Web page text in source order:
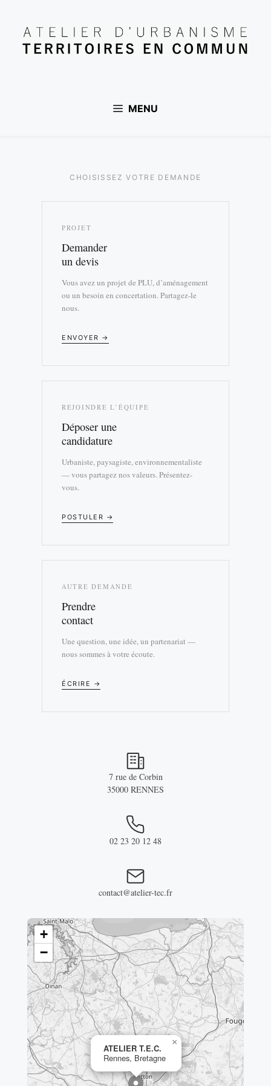
contenu
MENU
Urbanisme Rennes contact — Territoires en
Pour tout projet de planification urbaine en
CHOISISSEZ VOTRE DEMANDE
PROJET
Demander
un devis
Vous avez un projet de PLU, d’aménagement
ou un besoin en concertation. Partagez-le
nous.
ENVOYER →
REJOINDRE L’ÉQUIPE
Déposer une
candidature
Urbaniste, paysagiste, environnementaliste
— vous partagez nos valeurs. Présentez-
vous.
POSTULER →
AUTRE DEMANDE
Prendre
contact
Une question, une idée, un partenariat —
nous sommes à votre écoute.
ÉCRIRE →
7 rue de Corbin
35000 RENNES
02 23 20 12 48
contact@atelier-tec.fr
ATELIER T.E.C.
Rennes, Bretagne
×
+
−